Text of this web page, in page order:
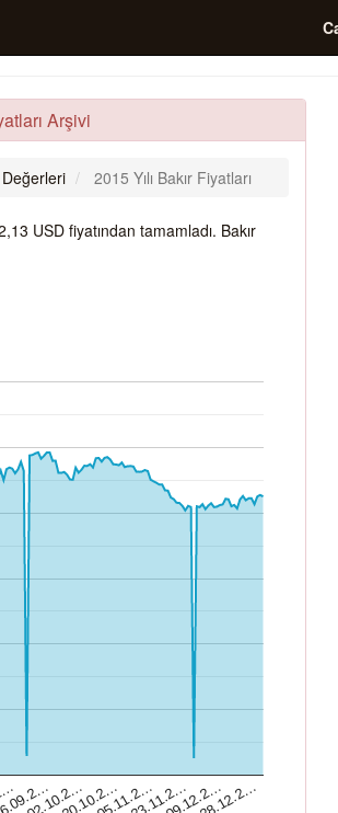
Arşivi
2015 Yılı Bakır Fiyatları
USD fiyatından tamamladı. Bakır
02.10.2…20.10.2…05.11.2…23.11.2…09.12.2…28.12.2…